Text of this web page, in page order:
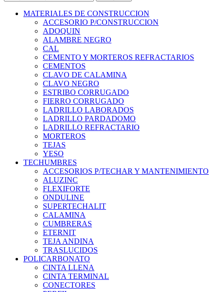
MATERIALES DE CONSTRUCCION
ACCESORIO P/CONSTRUCCION
ADOQUIN
ALAMBRE NEGRO
CAL
CEMENTO Y MORTEROS REFRACTARIOS
CEMENTOS
CLAVO DE CALAMINA
CLAVO NEGRO
ESTRIBO CORRUGADO
FIERRO CORRUGADO
LADRILLO LABORADOS
LADRILLO PARDADOMO
LADRILLO REFRACTARIO
MORTEROS
TEJAS
YESO
TECHUMBRES
ACCESORIOS P/TECHAR Y MANTENIMIENTO
ALUZINC
FLEXIFORTE
ONDULINE
SUPERTECHALIT
CALAMINA
CUMBRERAS
ETERNIT
TEJA ANDINA
TRASLUCIDOS
POLICARBONATO
CINTA LLENA
CINTA TERMINAL
CONECTORES